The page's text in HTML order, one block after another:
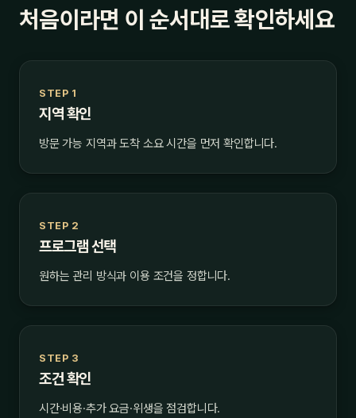
처음이라면 이 순서대로 확인하세요
STEP 1
지역 확인
방문 가능 지역과 도착 소요 시간을 먼저 확인합니다.
STEP 2
프로그램 선택
원하는 관리 방식과 이용 조건을 정합니다.
STEP 3
조건 확인
시간·비용·추가 요금·위생을 점검합니다.